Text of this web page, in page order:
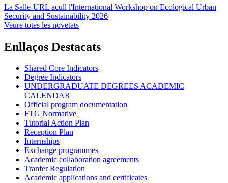
La Salle-URL acull l'International Workshop on Ecological Urban
Security and Sustainability 2026
Veure totes les novetats
Enllaços Destacats
Shared Core Indicators
Degree Indicators
UNDERGRADUATE DEGREES ACADEMIC
CALENDAR
Official program documentation
FTG Normative
Tutorial Action Plan
Reception Plan
Internships
Exchange programmes
Academic collaboration agreements
Tranfer Regulation
Academic applications and certificates